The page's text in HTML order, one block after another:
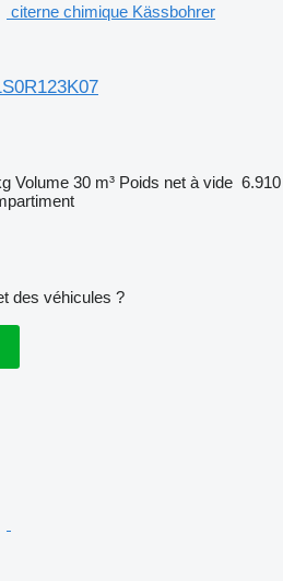
citerne chimique Kässbohrer
Volume 30 m³ Poids net à vide 6.910
des véhicules ?